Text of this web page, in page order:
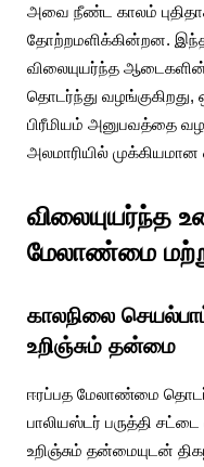
அவை நீண்ட காலம்
தோற்றமளிக்கின்றன.
விலையுயர்ந்த ஆடைகளின்
தொடர்ந்து
பிரீமியம் அனுபவத்தை
அலமாரியில் முக்கியமான
விலையுயர்ந்த
மேலாண்மை
காலநிலை
உறிஞ்சும் தன்மை
ஈரப்பத மேலாண்மை
பாலியஸ்டர் பருத்தி
உறிஞ்சும் தன்மையுடன்